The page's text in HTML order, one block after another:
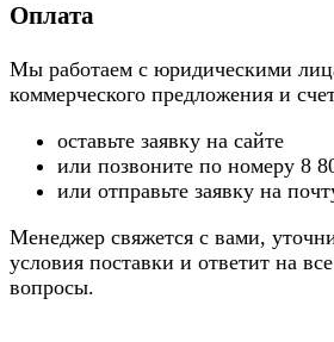
Оплата
Мы работаем с юридическими
коммерческого предложения и
оставьте заявку на сайте
или позвоните по номеру 8
или отправьте заявку на
Менеджер свяжется с вами,
условия поставки и ответит на
вопросы.